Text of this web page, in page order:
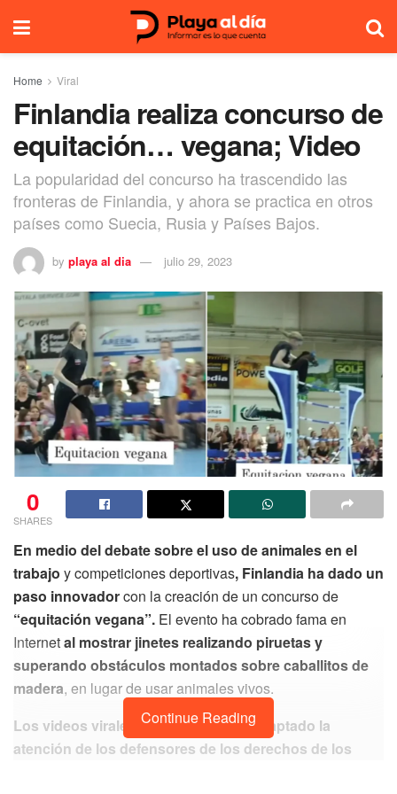
Home Viral
Finlandia realiza concurso de
equitación… vegana; Video
La popularidad del concurso ha trascendido las
fronteras de Finlandia, y ahora se practica en otros
países como Suecia, Rusia y Países Bajos.
by playa al dia julio 29, 2023
0
SHARES
En medio del debate sobre el uso de animales en el
trabajo y competiciones deportivas, Finlandia ha dado un
paso innovadorcon la creación de un concurso de
“equitación vegana”. El evento ha cobrado fama en
Internetal mostrar jinetes realizando piruetas y
superando obstáculos montados sobre caballitos de
madera, en lugar de usar animales vivos.
Los videos virales del concurso han captado la
atención de los defensores de los derechos de los
Continue Reading